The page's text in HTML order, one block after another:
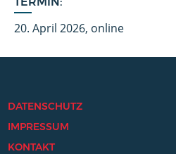
20. April 2026, online
DATENSCHUTZ
IMPRESSUM
KONTAKT